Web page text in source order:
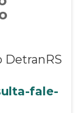
DetranRS
fale-